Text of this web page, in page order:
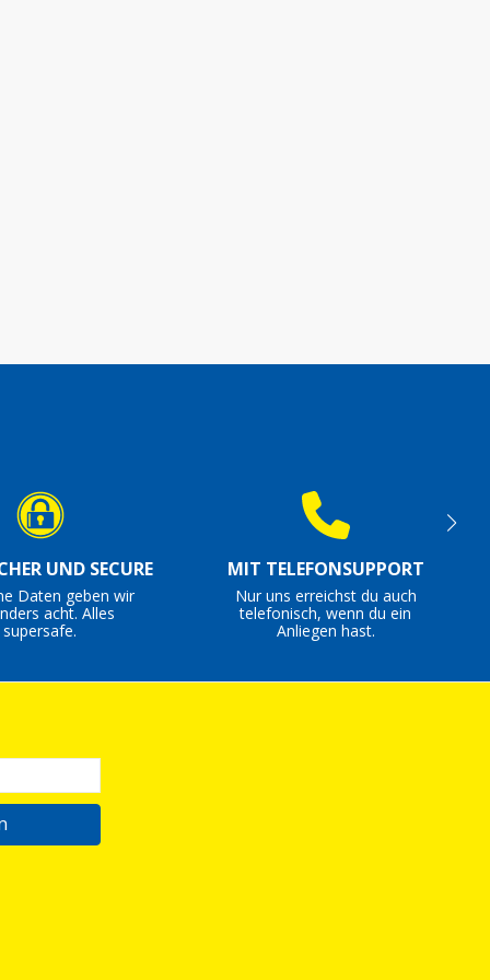
UND SECURE
Daten geben wir
acht. Alles
supersafe.
MIT TELEFONSUPPORT
Nur uns erreichst du auch
telefonisch, wenn du ein
Anliegen hast.